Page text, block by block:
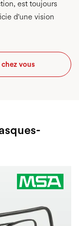
est toujours
d'une vision
vous